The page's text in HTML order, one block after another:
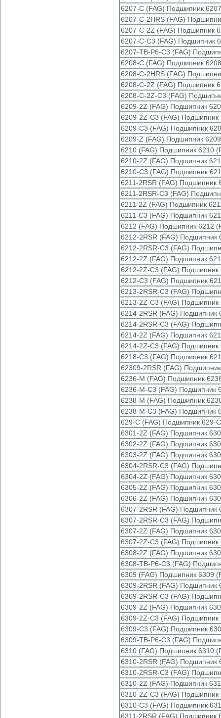
6207-C (FAG) Подшипник
6207-C-2HRS (FAG)
6207-C-2Z (FAG) Подшипник
6207-C-C3 (FAG) Подшипник
6207-TB-P6-C3 (FAG)
6208-C (FAG) Подшипник
6208-C-2HRS (FAG)
6208-C-2Z (FAG) Подшипник
6208-C-2Z-C3 (FAG)
6209-2Z (FAG) Подшипник
6209-2Z-C3 (FAG) Подшипник
6209-C3 (FAG) Подшипник
6209-Z (FAG) Подшипник
6210 (FAG) Подшипник 6210
6210-2Z (FAG) Подшипник
6210-C3 (FAG) Подшипник
6211-2RSR (FAG) Подшипник
6211-2RSR-C3 (FAG)
6211-2Z (FAG) Подшипник
6211-C3 (FAG) Подшипник
6212 (FAG) Подшипник 6212
6212-2RSR (FAG) Подшипник
6212-2RSR-C3 (FAG)
6212-2Z (FAG) Подшипник
6212-2Z-C3 (FAG) Подшипник
6212-C3 (FAG) Подшипник
6213-2RSR-C3 (FAG)
6213-2Z-C3 (FAG) Подшипник
6214-2RSR (FAG) Подшипник
6214-2RSR-C3 (FAG)
6214-2Z (FAG) Подшипник
6214-2Z-C3 (FAG) Подшипник
6218-C3 (FAG) Подшипник
62309-2RSR (FAG)
6236-M (FAG) Подшипник
6236-M-C3 (FAG) Подшипник
6238-M (FAG) Подшипник
6238-M-C3 (FAG) Подшипник
629-C (FAG) Подшипник 629-
6301-2Z (FAG) Подшипник
6302-2Z (FAG) Подшипник
6303-2Z (FAG) Подшипник
6304-2RSR-C3 (FAG)
6304-2Z (FAG) Подшипник
6305-2Z (FAG) Подшипник
6306-2Z (FAG) Подшипник
6307-2RSR (FAG) Подшипник
6307-2RSR-C3 (FAG)
6307-2Z (FAG) Подшипник
6307-2Z-C3 (FAG) Подшипник
6308-2Z (FAG) Подшипник
6308-TB-P6-C3 (FAG)
6309 (FAG) Подшипник 6309
6309-2RSR (FAG) Подшипник
6309-2RSR-C3 (FAG)
6309-2Z (FAG) Подшипник
6309-2Z-C3 (FAG) Подшипник
6309-C3 (FAG) Подшипник
6309-TB-P6-C3 (FAG)
6310 (FAG) Подшипник 6310
6310-2RSR (FAG) Подшипник
6310-2RSR-C3 (FAG)
6310-2Z (FAG) Подшипник
6310-2Z-C3 (FAG) Подшипник
6310-C3 (FAG) Подшипник
6311-2RSR (FAG) Подшипник